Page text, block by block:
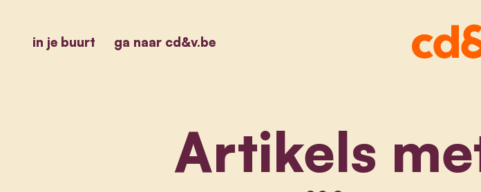
in je buurt ga naar cd&v.be
Artikels